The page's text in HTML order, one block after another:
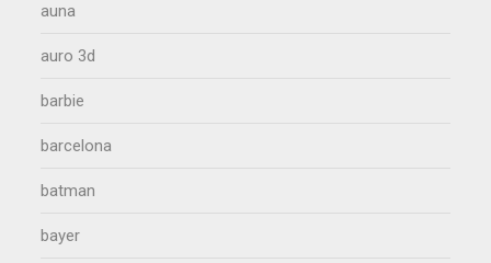
auna
auro 3d
barbie
barcelona
batman
bayer